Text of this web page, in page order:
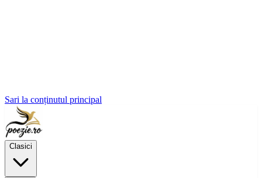
Sari la conținutul principal
Clasici